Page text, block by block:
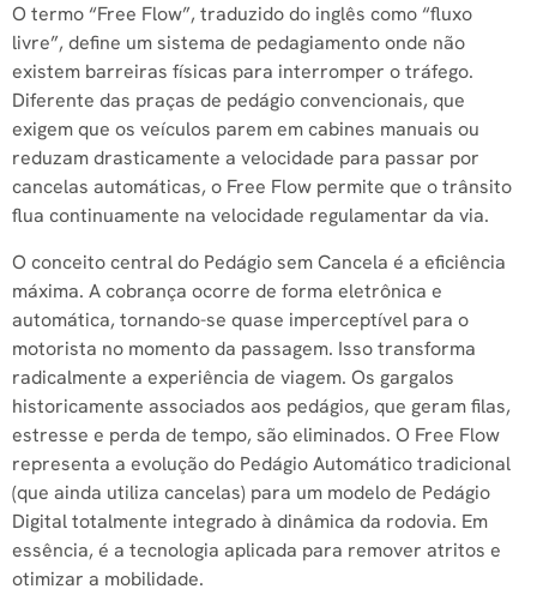
O termo “Free Flow”, traduzido do inglês como “fluxo
livre”, define um sistema de pedagiamento onde não
existem barreiras físicas para interromper o tráfego.
Diferente das praças de pedágio convencionais, que
exigem que os veículos parem em cabines manuais ou
reduzam drasticamente a velocidade para passar por
cancelas automáticas, o Free Flow permite que o trânsito
flua continuamente na velocidade regulamentar da via.
O conceito central do Pedágio sem Cancela é a eficiência
máxima. A cobrança ocorre de forma eletrônica e
automática, tornando-se quase imperceptível para o
motorista no momento da passagem. Isso transforma
radicalmente a experiência de viagem. Os gargalos
historicamente associados aos pedágios, que geram filas,
estresse e perda de tempo, são eliminados. O Free Flow
representa a evolução do Pedágio Automático tradicional
(que ainda utiliza cancelas) para um modelo de Pedágio
Digital totalmente integrado à dinâmica da rodovia. Em
essência, é a tecnologia aplicada para remover atritos e
otimizar a mobilidade.